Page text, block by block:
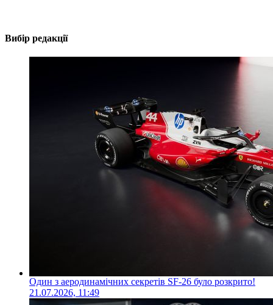
Вибір редакції
Один з аеродинамічних секретів SF-26 було розкрито!
21.07.2026, 11:49